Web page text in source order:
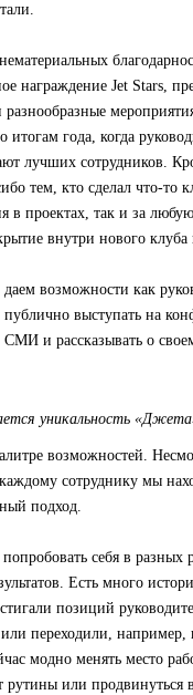
награждение Jet Stars,
разнообразные
итогам года, когда
лучших сотрудников.
тем, кто сделал что-то
в проектах, так и за
внутри нового клуба
возможности как
выступать на
и рассказывать о
уникальность
возможностей.
сотруднику мы
подход.
себя в разных
Есть много
позиций
переходили, например,
модно менять место
рутины или продвинуться